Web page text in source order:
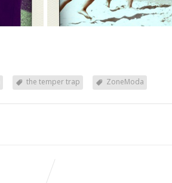
the temper trap ZoneModa